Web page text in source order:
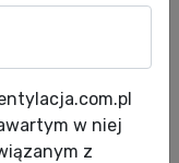
w niej
z